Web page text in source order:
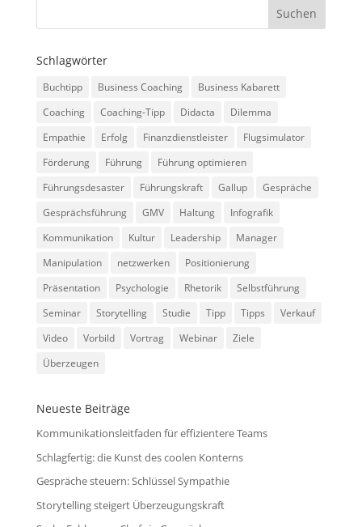
Schlagwörter
Buchtipp Business Coaching
Business Kabarett
Coaching
Coaching-Tipp Didacta
Dilemma
Empathie
Erfolg Finanzdienstleister
Flugsimulator
Förderung
Führung
Führung optimieren
Führungsdesaster
Führungskraft Gallup
Gespräche
Gesprächsführung
GMV Haltung
Infografik
Kommunikation
Kultur Leadership
Manager
Manipulation
netzwerken
Positionierung
Präsentation
Psychologie Rhetorik
Selbstführung
Seminar
Storytelling Studie Tipp Tipps
Verkauf
Video
Vorbild Vortrag Webinar
Ziele
Überzeugen
Neueste Beiträge
Kommunikationsleitfaden für effizientere Teams
Schlagfertig: die Kunst des coolen Konterns
Gespräche steuern: Schlüssel Sympathie
Storytelling steigert Überzeugungskraft